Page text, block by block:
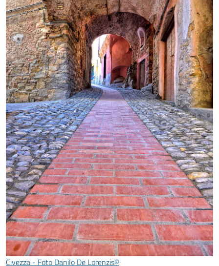
Civezza - Foto Danilo De Lorenzis©